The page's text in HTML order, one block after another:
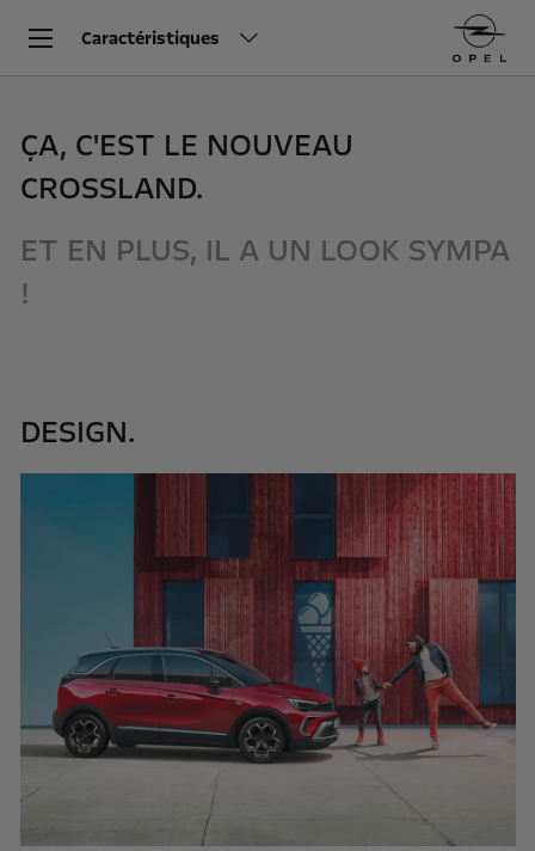
Caractéristiques
ÇA, C'EST LE NOUVEAU
CROSSLAND.
ET EN PLUS, IL A UN LOOK SYMPA
!
DESIGN.